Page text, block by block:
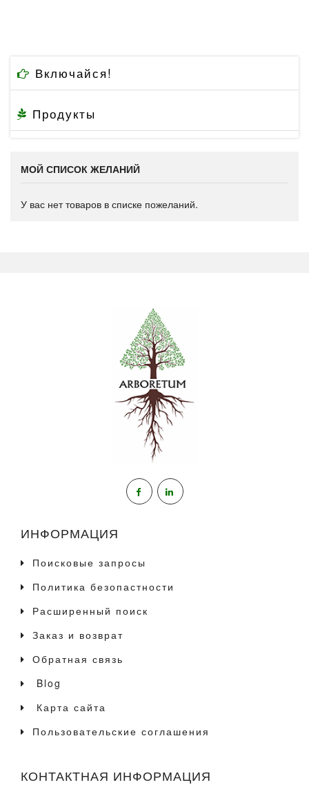
Включайся!
Продукты
МОЙ СПИСОК ЖЕЛАНИЙ
У вас нет товаров в списке пожеланий.
ИНФОРМАЦИЯ
Поисковые запросы
Политика безопастности
Расширенный поиск
Заказ и возврат
Обратная связь
Blog
Карта сайта
Пользовательские соглашения
КОНТАКТНАЯ ИНФОРМАЦИЯ